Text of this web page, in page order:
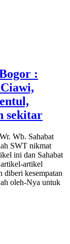
:
sekitar
Wb. Sahabat
SWT nikmat
ini dan Sahabat
artikel
diberi kesempatan
oleh-Nya untuk